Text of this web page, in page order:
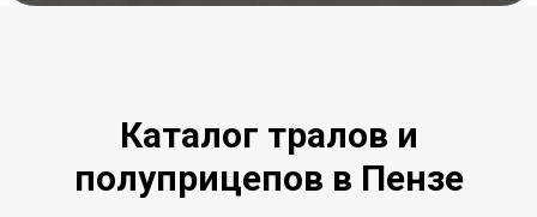
Каталог тралов и
полуприцепов в Пензе